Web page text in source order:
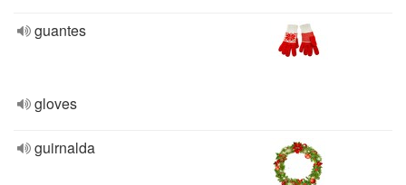
guantes
gloves
guirnalda